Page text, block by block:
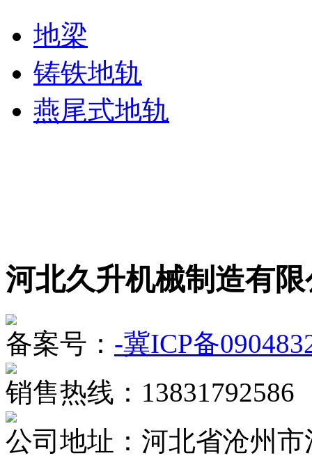
地梁
铸铁地轨
燕尾式地轨
河北久升机械制造有
备案号： -冀ICP备
销售热线：13831792586
公司地址：河北省沧州